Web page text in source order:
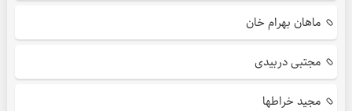
ماهان بهرام خان
مجتبی دربیدی
مجید خراطها